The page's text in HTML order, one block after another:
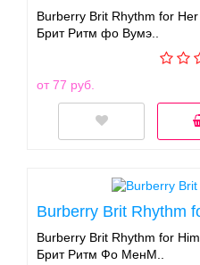
Burberry Brit Rhythm for
Брит Ритм фо Вумэ..
от 77 руб.
Burberry Brit Rhythm
Burberry Brit Rhythm for
Брит Ритм Фо МенМ..